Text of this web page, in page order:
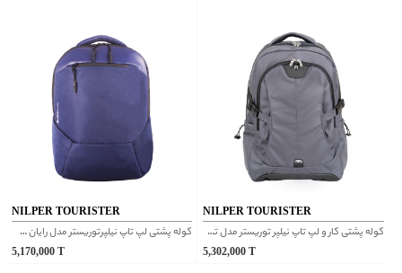
NILPER TOURISTER
کوله پشتی لپ تاپ نیلپرتوریستر مدل رایان سورمه ای
5,170,000T
NILPER TOURISTER
کوله پشتی کار و لپ تاپ نیلپر توریستر مدل توبن طوسی
5,302,000 T